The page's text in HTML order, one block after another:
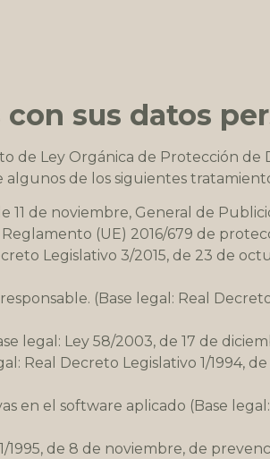
sus datos
de Ley Orgánica de Protección de
de los siguientes
11 de noviembre, General de
(UE) 2016/679 de
Legislativo 3/2015, de 23 de
(Base legal: Real
legal: Ley 58/2003, de 17 de
Real Decreto Legislativo 1/1994,
en el software aplicado (Base
de 8 de noviembre, de